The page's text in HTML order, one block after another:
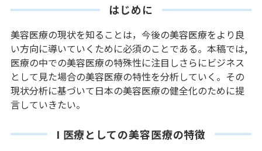
はじめに
美容医療の現状を知ることは，今後の美容医療をより良
い方向に導いていくために必須のことである。本稿では,
医療の中での美容医療の特殊性に注目しさらにビジネス
として見た場合の美容医療の特性を分析していく。その
現状分析に基づいて日本の美容医療の健全化のために提
言していきたい。
I 医療としての美容医療の特徴